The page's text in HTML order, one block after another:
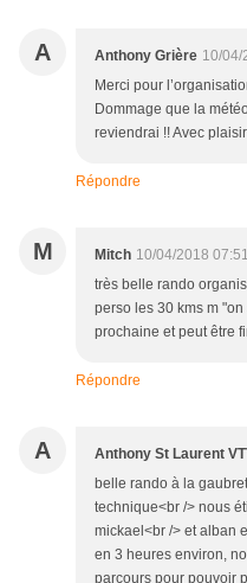
A Anthony Grière 10/04/
Merci pour
Dommage que la
reviendrai !! Avec
Répondre
M Mitch 10/04/2018 07:51
très belle rando
perso les 30 kms m
prochaine et peut être
Répondre
A Anthony St Laurent
belle rando à la
technique<br /> nous
mickael<br /> et alban
en 3 heures environ,
parcours pour pouvoir